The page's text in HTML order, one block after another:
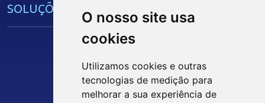
O nosso site usa
cookies
Utilizamos cookies e outras
tecnologias de medição para
melhorar a sua experiência de
SOLUÇÕES E SERVIÇOS
Núcleo de Acesso ao Crédito
Centro Internacional de Negócios -
Siga nossas Redes Sociais